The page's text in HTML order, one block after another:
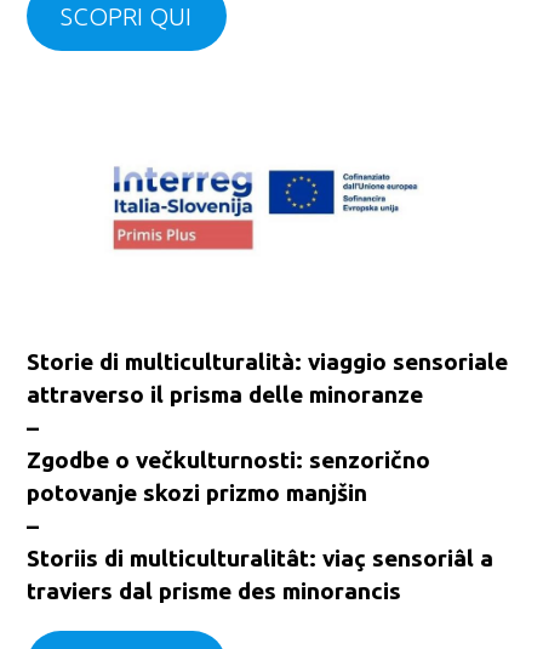
SCOPRI QUI
Storie di multiculturalità: viaggio sensoriale
attraverso il prisma delle minoranze
–
Zgodbe o večkulturnosti: senzorično
potovanje skozi prizmo manjšin
–
Storiis di multiculturalitât: viaç sensoriâl a
traviers dal prisme des minorancis